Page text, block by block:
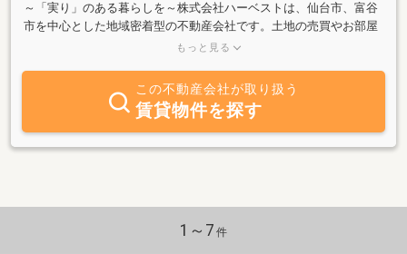
～「実り」のある暮らしを～株式会社ハーベストは、仙台市、富谷
市を中心とした地域密着型の不動産会社です。土地の売買やお部屋
探し、賃貸管理、空家管理、リフォームのご相談など、不動産関連
着だからこそできるご提案をお客様ひとりひとり親身になってお打
合せさせて頂きます。お気軽に、お問い合せください。
もっと見る
この不動産会社が取り扱う
賃貸物件を探す
1～7 件